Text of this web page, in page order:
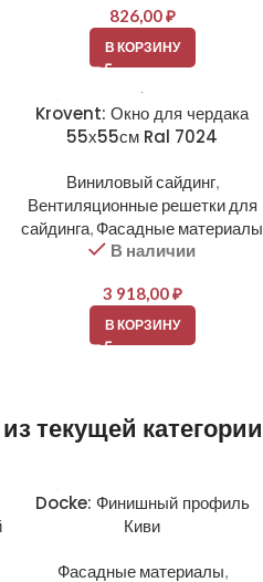
826,00₽
В КОРЗИНУ
Krovent: Окно для чердака
55х55см Ral 7024
Виниловый сайдинг,
Вентиляционные решетки для
сайдинга, Фасадные материалы
В наличии
3 918,00₽
В КОРЗИНУ
текущей категории
Docke: Финишный профиль
Киви
Фасадные материалы,